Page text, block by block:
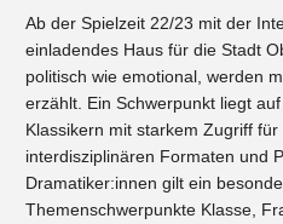
Ab der Spielzeit 22/23 mit der
einladendes Haus für die Stadt
politisch wie emotional, werden
erzählt. Ein Schwerpunkt liegt
Klassikern mit starkem Zugriff
interdisziplinären Formaten und
Dramatiker:innen gilt ein
Themenschwerpunkte Klasse,